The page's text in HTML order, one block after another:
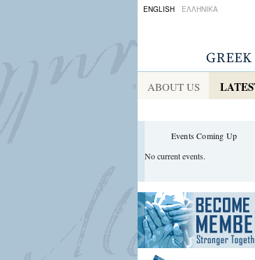
ENGLISH ΕΛΛΗΝΙΚΑ
ABOUT US
Events Coming Up
No current events.